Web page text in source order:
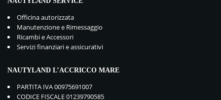
Officina autorizzata
Manutenzione e Rimessaggio
Ricambi e Accessori
Servizi finanziari e assicurativi
NAUTYLAND L’ACCRICCO MARE
PARTITA IVA 00975691007
CODICE FISCALE 01239790585